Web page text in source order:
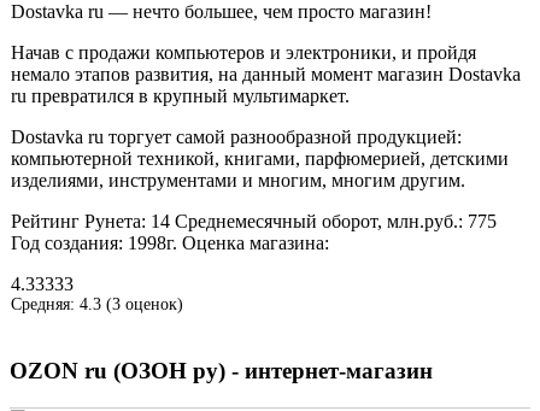
Dostavka ru — нечто большее, чем просто магазин!
Начав с продажи компьютеров и электроники, и пройдя
немало этапов развития, на данный момент магазин Dostavka
ru превратился в крупный мультимаркет.
Dostavka ru торгует самой разнообразной продукцией:
компьютерной техникой, книгами, парфюмерией, детскими
изделиями, инструментами и многим, многим другим.
Рейтинг Рунета: 14 Среднемесячный оборот, млн.руб.: 775
Год создания: 1998г. Оценка магазина:
4.33333
Средняя: 4.3 (3 оценок)
OZON ru (ОЗОН ру) - интернет-магазин